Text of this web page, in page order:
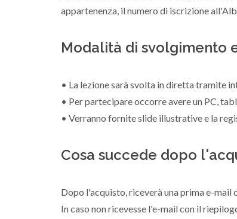
appartenenza, il numero di iscrizione
Modalità di svolgimento
• La lezione sarà svolta in diretta tramite
• Per partecipare occorre avere un PC,
• Verranno fornite slide illustrative e la
Cosa succede dopo
Dopo l'acquisto, riceverà una prima e-mail
In caso non ricevesse l'e-mail con il